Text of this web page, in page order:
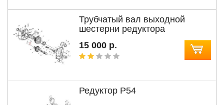
Трубчатый вал выходной
шестерни редуктора
15 000 р.
Редуктор P54